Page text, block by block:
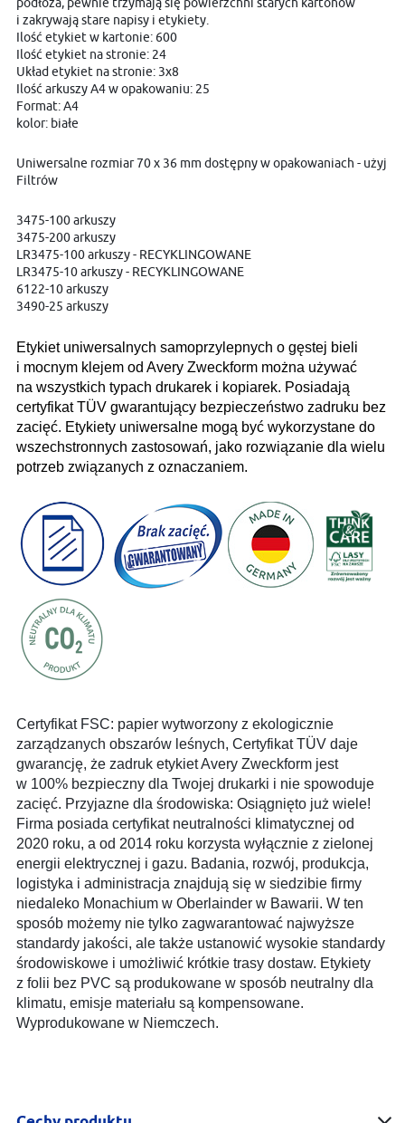
i zakrywają stare napisy i etykiety.
Ilość etykiet w kartonie: 600
Ilość etykiet na stronie: 24
Układ etykiet na stronie: 3x8
Ilość arkuszy A4 w opakowaniu: 25
Format: A4
kolor: białe
Uniwersalne rozmiar 70 x 36 mm dostępny w opakowaniach - użyj
Filtrów
3475-100 arkuszy
3475-200 arkuszy
LR3475-100 arkuszy - RECYKLINGOWANE
LR3475-10 arkuszy - RECYKLINGOWANE
6122-10 arkuszy
3490-25 arkuszy
Etykiet uniwersalnych samoprzylepnych o gęstej bieli
i mocnym klejem od Avery Zweckform można używać
na wszystkich typach drukarek i kopiarek. Posiadają
certyfikat TÜV gwarantujący bezpieczeństwo zadruku bez
zacięć. Etykiety uniwersalne mogą być wykorzystane do
wszechstronnych zastosowań, jako rozwiązanie dla wielu
potrzeb związanych z oznaczaniem.
Certyfikat FSC: papier wytworzony z ekologicznie
zarządzanych obszarów leśnych, Certyfikat TÜV daje
gwarancję, że zadruk etykiet Avery Zweckform jest
w 100% bezpieczny dla Twojej drukarki i nie spowoduje
zacięć. Przyjazne dla środowiska: Osiągnięto już wiele!
Firma posiada certyfikat neutralności klimatycznej od
2020 roku, a od 2014 roku korzysta wyłącznie z zielonej
energii elektrycznej i gazu. Badania, rozwój, produkcja,
logistyka i administracja znajdują się w siedzibie firmy
niedaleko Monachium w Oberlainder w Bawarii. W ten
sposób możemy nie tylko zagwarantować najwyższe
standardy jakości, ale także ustanowić wysokie standardy
środowiskowe i umożliwić krótkie trasy dostaw. Etykiety
z folii bez PVC są produkowane w sposób neutralny dla
klimatu, emisje materiału są kompensowane.
Wyprodukowane w Niemczech.